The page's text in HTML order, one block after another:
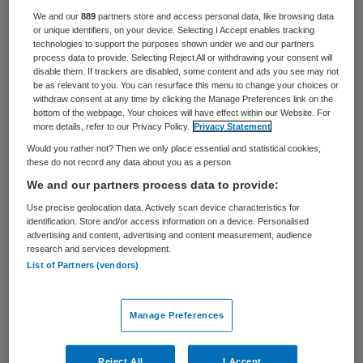
De Nijmeegse Pompekliniek gaat rond het
hele terrein een extra hek plaatsen. De
afrastering komt aan de bovenkant onder
stroom te staan, om te voorkomen dat nog
vaker tbs-patiënten de benen nemen. Dat
meldt het AD.
De kliniek scherpt de beveiliging en het
toezicht op de tbs-cliënten aan nadat in
september en oktober in totaal twee
Een andere tbs’er slaagde erin op
spectaculaire wijze een raam open te
breken en over het hek rond de kliniek te
We and our889 partners store and access personal data, like browsing data
or unique identifiers, on your device. Selecting I Accept enables tracking
technologies to support the purposes shown under we and our partners
process data to provide. Selecting Reject All or withdrawing your consent will
disable them. If trackers are disabled, some content and ads you see may not
be as relevant to you. You can resurface this menu to change your choices or
withdraw consent at any time by clicking the Manage Preferences link on the
bottom of the webpage. Your choices will have effect within our Website. For
more details, refer to our Privacy Policy.
Privacy Statement
Would you rather not? Then we only place essential and statistical cookies,
these do not record any data about you as a person
We and our partners process data to provide:
Use precise geolocation data. Actively scan device characteristics for
identification. Store and/or access information on a device. Personalised
advertising and content, advertising and content measurement, audience
research and services development.
List of Partners (vendors)
Manage Preferences